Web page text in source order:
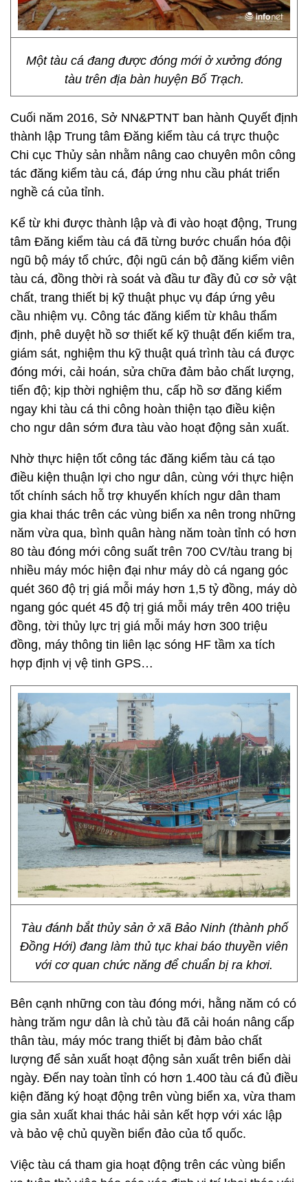
Một tàu cá đang được đóng mới ở xưởng đóng
tàu trên địa bàn huyện Bố Trạch.
Cuối năm 2016, Sở NN&PTNT ban hành Quyết định
thành lập Trung tâm Đăng kiểm tàu cá trực thuộc
Chi cục Thủy sản nhằm nâng cao chuyên môn công
tác đăng kiểm tàu cá, đáp ứng nhu cầu phát triển
nghề cá của tỉnh.
Kể từ khi được thành lập và đi vào hoạt động, Trung
tâm Đăng kiểm tàu cá đã từng bước chuẩn hóa đội
ngũ bộ máy tổ chức, đội ngũ cán bộ đăng kiểm viên
tàu cá, đồng thời rà soát và đầu tư đầy đủ cơ sở vật
chất, trang thiết bị kỹ thuật phục vụ đáp ứng yêu
cầu nhiệm vụ. Công tác đăng kiểm từ khâu thẩm
định, phê duyệt hồ sơ thiết kế kỹ thuật đến kiểm tra,
giám sát, nghiệm thu kỹ thuật quá trình tàu cá được
đóng mới, cải hoán, sửa chữa đảm bảo chất lượng,
tiến độ; kịp thời nghiệm thu, cấp hồ sơ đăng kiểm
ngay khi tàu cá thi công hoàn thiện tạo điều kiện
cho ngư dân sớm đưa tàu vào hoạt động sản xuất.
Nhờ thực hiện tốt công tác đăng kiểm tàu cá tạo
điều kiện thuận lợi cho ngư dân, cùng với thực hiện
tốt chính sách hỗ trợ khuyến khích ngư dân tham
gia khai thác trên các vùng biển xa nên trong những
năm vừa qua, bình quân hàng năm toàn tỉnh có hơn
80 tàu đóng mới công suất trên 700 CV/tàu trang bị
nhiều máy móc hiện đại như máy dò cá ngang góc
quét 360 độ trị giá mỗi máy hơn 1,5 tỷ đồng, máy dò
ngang góc quét 45 độ trị giá mỗi máy trên 400 triệu
đồng, tời thủy lực trị giá mỗi máy hơn 300 triệu
đồng, máy thông tin liên lạc sóng HF tầm xa tích
hợp định vị vệ tinh GPS…
Tàu đánh bắt thủy sản ở xã Bảo Ninh (thành phố
Đồng Hới) đang làm thủ tục khai báo thuyền viên
với cơ quan chức năng để chuẩn bị ra khơi.
Bên cạnh những con tàu đóng mới, hằng năm có có
hàng trăm ngư dân là chủ tàu đã cải hoán nâng cấp
thân tàu, máy móc trang thiết bị đảm bảo chất
lượng để sản xuất hoạt động sản xuất trên biển dài
ngày. Đến nay toàn tỉnh có hơn 1.400 tàu cá đủ điều
kiện đăng ký hoạt động trên vùng biển xa, vừa tham
gia sản xuất khai thác hải sản kết hợp với xác lập
và bảo vệ chủ quyền biển đảo của tổ quốc.
Việc tàu cá tham gia hoạt động trên các vùng biển